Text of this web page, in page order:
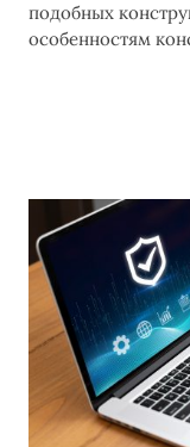
подобных
особенностям